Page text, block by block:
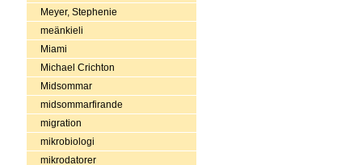
Meyer, Stephenie
meänkieli
Miami
Michael Crichton
Midsommar
midsommarfirande
migration
mikrobiologi
mikrodatorer